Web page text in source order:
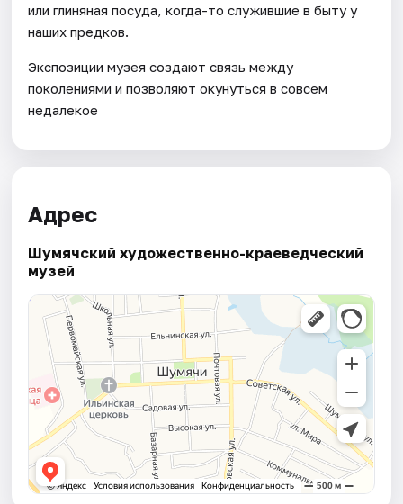
или глиняная посуда, когда-то служившие в быту у
наших предков.
Экспозиции музея создают связь между
поколениями и позволяют окунуться в совсем
недалекое
Адрес
Шумячский художественно-краеведческий
музей